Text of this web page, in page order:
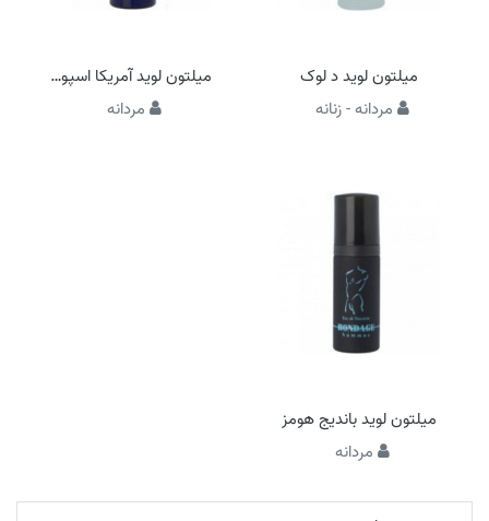
میلتون لوید د لوک
مردانه - زنانه
میلتون لوید آمریکا اسپورت
مردانه
میلتون لوید باندیج هومز
مردانه